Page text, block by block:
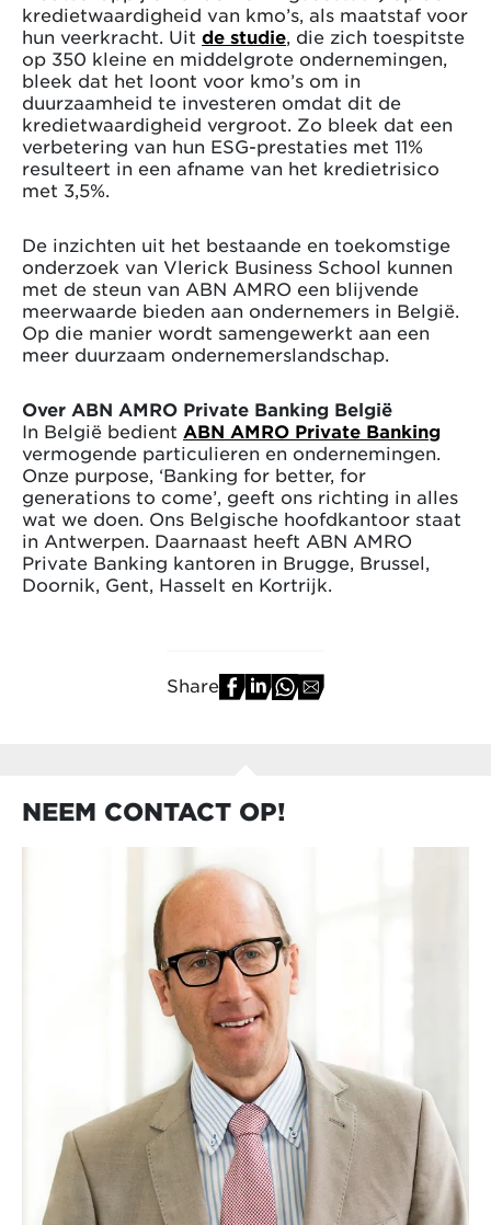
kredietwaardigheid van kmo’s, als maatstaf voor
hun veerkracht. Uit de studie , die zich toespitste
op 350 kleine en middelgrote ondernemingen,
bleek dat het loont voor kmo’s om in
duurzaamheid te investeren omdat dit de
kredietwaardigheid vergroot. Zo bleek dat een
verbetering van hun ESG-prestaties met 11%
resulteert in een afname van het kredietrisico
met 3,5%.
De inzichten uit het bestaande en toekomstige
onderzoek van Vlerick Business School kunnen
met de steun van ABN AMRO een blijvende
meerwaarde bieden aan ondernemers in België.
Op die manier wordt samengewerkt aan een
meer duurzaam ondernemerslandschap.
Over ABN AMRO Private Banking België
​In België bedient ABN AMRO Private Banking
vermogende particulieren en ondernemingen.
Onze purpose, ‘Banking for better, for
generations to come’, geeft ons richting in alles
wat we doen. Ons Belgische hoofdkantoor staat
in Antwerpen. Daarnaast heeft ABN AMRO
Private Banking kantoren in Brugge, Brussel,
Doornik, Gent, Hasselt en Kortrijk.
Share
NEEM CONTACT OP!